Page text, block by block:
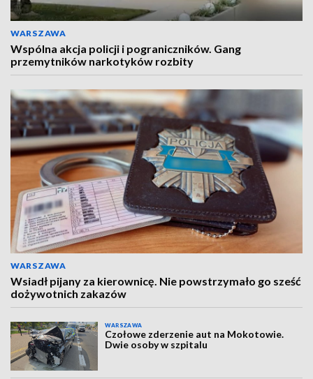
WARSZAWA
Wspólna akcja policji i pograniczników. Gang
przemytników narkotyków rozbity
WARSZAWA
Wsiadł pijany za kierownicę. Nie powstrzymało go sześć
dożywotnich zakazów
WARSZAWA
Czołowe zderzenie aut na Mokotowie.
Dwie osoby w szpitalu